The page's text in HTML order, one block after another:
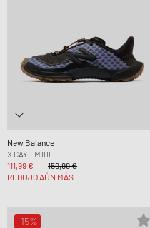
New Balance
X CAYL M10L
111,99 €
159,99 €
REDUJO AÚN MÁS
-15%